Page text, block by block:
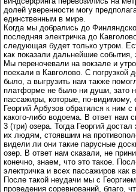
долей уверенности могу
единственным в мире.
Когда мы добрались до
последняя электричка до
следующая будет только утром.
как показали дальнейшие
Мы переночевали на вокзале и
поехали в Кавголово. С погрузкой
было, а выгрузить нам также
платформе не было ни души, зато
пассажиры, которые, по-видимому,
Георгий Арбузов обратился к ним
какого-либо водоема. В ответ нам
3 (три) озера. Тогда Георгий
их людям, стоявшим на
видели ли они такие парусные
озер. В ответ нам сказали, не
конечно, знаем, что это такое.
электричка и всех пассажиров как
После такой неудачи мы с
проведения соревнований, благо,